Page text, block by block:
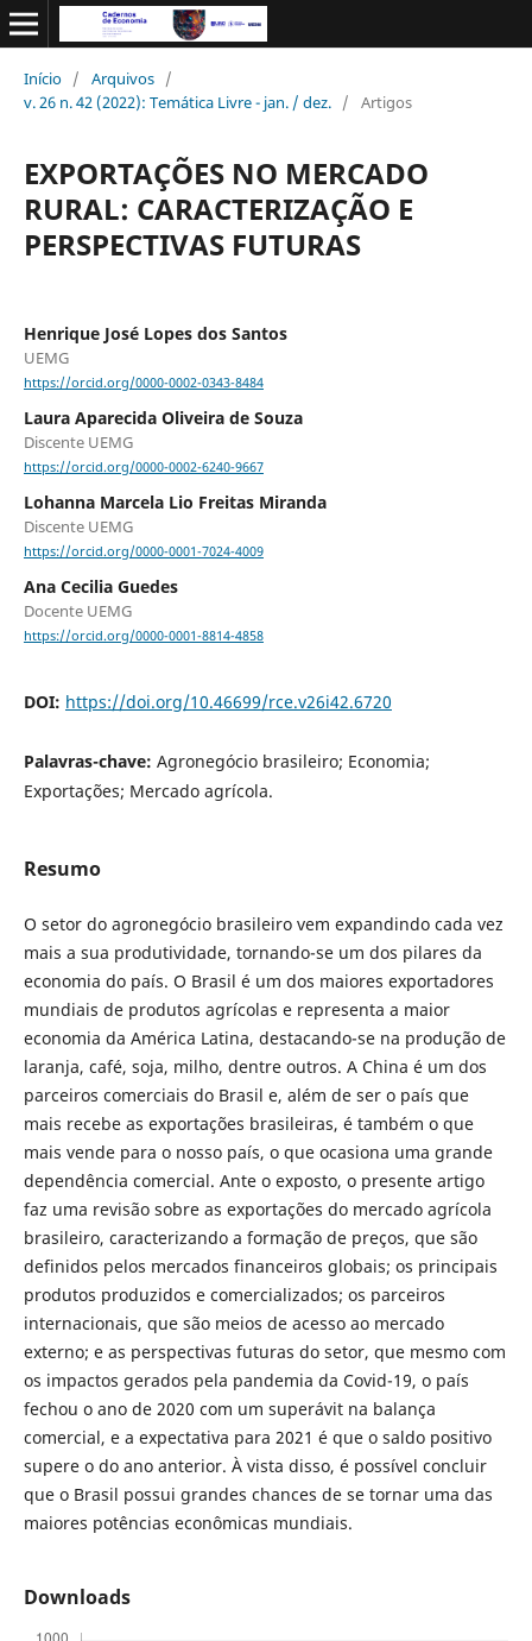
Início / Arquivos /
v. 26 n. 42 (2022): Temática Livre - jan. / dez. / Artigos
EXPORTAÇÕES NO MERCADO
RURAL: CARACTERIZAÇÃO E
PERSPECTIVAS FUTURAS
Henrique José Lopes dos Santos
UEMG
https://orcid.org/0000-0002-0343-8484
Laura Aparecida Oliveira de Souza
Discente UEMG
https://orcid.org/0000-0002-6240-9667
Lohanna Marcela Lio Freitas Miranda
Discente UEMG
https://orcid.org/0000-0001-7024-4009
Ana Cecilia Guedes
Docente UEMG
https://orcid.org/0000-0001-8814-4858
DOI: https://doi.org/10.46699/rce.v26i42.6720
Palavras-chave: Agronegócio brasileiro; Economia;
Exportações; Mercado agrícola.
Resumo
O setor do agronegócio brasileiro vem expandindo cada vez
mais a sua produtividade, tornando-se um dos pilares da
economia do país. O Brasil é um dos maiores exportadores
mundiais de produtos agrícolas e representa a maior
economia da América Latina, destacando-se na produção de
laranja, café, soja, milho, dentre outros. A China é um dos
parceiros comerciais do Brasil e, além de ser o país que
mais recebe as exportações brasileiras, é também o que
mais vende para o nosso país, o que ocasiona uma grande
dependência comercial. Ante o exposto, o presente artigo
faz uma revisão sobre as exportações do mercado agrícola
brasileiro, caracterizando a formação de preços, que são
definidos pelos mercados financeiros globais; os principais
produtos produzidos e comercializados; os parceiros
internacionais, que são meios de acesso ao mercado
externo; e as perspectivas futuras do setor, que mesmo com
os impactos gerados pela pandemia da Covid-19, o país
fechou o ano de 2020 com um superávit na balança
comercial, e a expectativa para 2021 é que o saldo positivo
supere o do ano anterior. À vista disso, é possível concluir
que o Brasil possui grandes chances de se tornar uma das
maiores potências econômicas mundiais.
Downloads